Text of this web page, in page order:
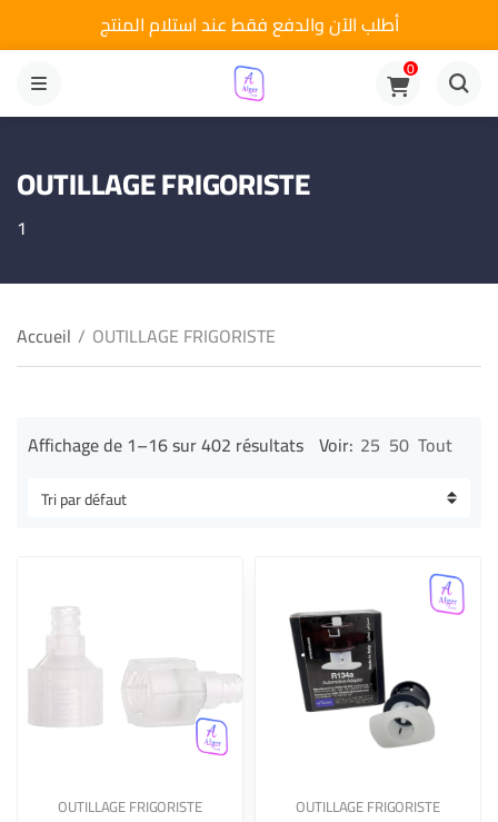
أطلب الآن والدفع فقط عند استلام المنتج
MENU
0
OUTILLAGE FRIGORISTE
1
Accueil / OUTILLAGE FRIGORISTE
Affichage de 1–16 sur 402 résultats Voir: 25 50 Tout
OUTILLAGE FRIGORISTE OUTILLAGE FRIGORISTE